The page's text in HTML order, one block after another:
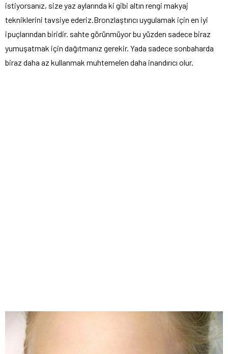
istiyorsanız, size yaz aylarında ki gibi altın rengi makyaj
tekniklerini tavsiye ederiz.Bronzlaştırıcı uygulamak için en iyi
ipuçlarından biridir. sahte görünmüyor bu yüzden sadece biraz
yumuşatmak için dağıtmanız gerekir. Yada sadece sonbaharda
biraz daha az kullanmak muhtemelen daha inandırıcı olur.